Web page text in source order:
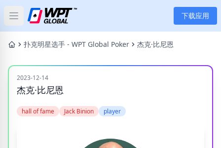
Open main menu 下载应用
首页
新闻
扑克
应用
扑克明星选手 - WPT Global Poker 杰克·比尼恩
2023-12-14
杰克·比尼恩
hall of fame Jack Binion player